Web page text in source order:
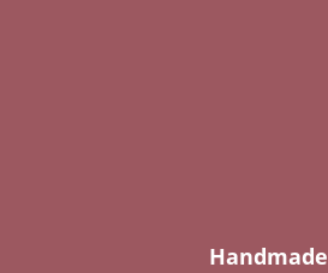
Handmade